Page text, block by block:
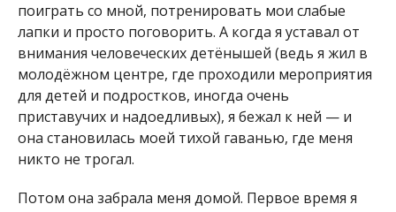
поиграть со мной, потренировать мои слабые
лапки и просто поговорить. А когда я уставал от
внимания человеческих детёнышей (ведь я жил в
молодёжном центре, где проходили мероприятия
для детей и подростков, иногда очень
приставучих и надоедливых), я бежал к ней — и
она становилась моей тихой гаванью, где меня
никто не трогал.
Потом она забрала меня домой. Первое время я